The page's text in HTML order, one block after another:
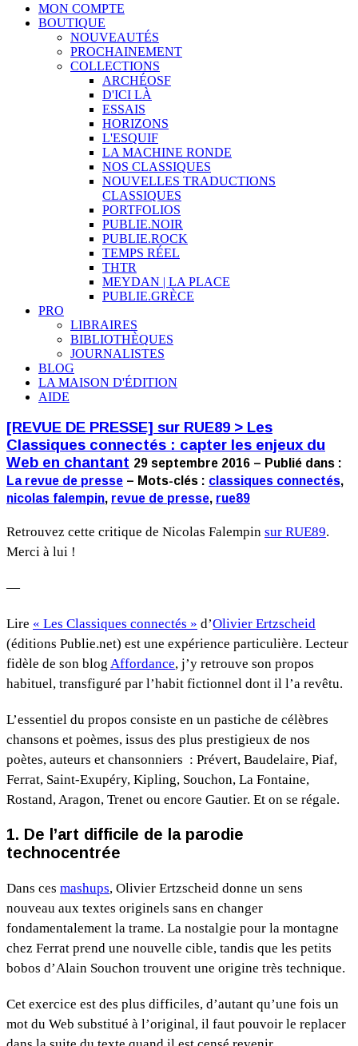
MON COMPTE
BOUTIQUE
NOUVEAUTÉS
PROCHAINEMENT
COLLECTIONS
ARCHÉOSF
D'ICI LÀ
ESSAIS
HORIZONS
L'ESQUIF
LA MACHINE RONDE
NOS CLASSIQUES
NOUVELLES TRADUCTIONS
CLASSIQUES
PORTFOLIOS
PUBLIE.NOIR
PUBLIE.ROCK
TEMPS RÉEL
THTR
MEYDAN | LA PLACE
PUBLIE.GRÈCE
PRO
LIBRAIRES
BIBLIOTHÈQUES
JOURNALISTES
BLOG
LA MAISON D'ÉDITION
AIDE
[REVUE DE PRESSE] sur RUE89 > Les
Classiques connectés : capter les enjeux du
Web en chantant 29 septembre 2016 – Publié dans :
La revue de presse – Mots-clés : classiques connectés,
nicolas falempin, revue de presse, rue89
Retrouvez cette critique de Nicolas Falempin sur RUE89.
Merci à lui !
—
Lire « Les Classiques connectés » d’Olivier Ertzscheid
(éditions Publie.net) est une expérience particulière. Lecteur
fidèle de son blog Affordance, j’y retrouve son propos
habituel, transfiguré par l’habit fictionnel dont il l’a revêtu.
L’essentiel du propos consiste en un pastiche de célèbres
chansons et poèmes, issus des plus prestigieux de nos
poètes, auteurs et chansonniers : Prévert, Baudelaire, Piaf,
Ferrat, Saint-Exupéry, Kipling, Souchon, La Fontaine,
Rostand, Aragon, Trenet ou encore Gautier. Et on se régale.
1. De l’art difficile de la parodie
technocentrée
Dans ces mashups, Olivier Ertzscheid donne un sens
nouveau aux textes originels sans en changer
fondamentalement la trame. La nostalgie pour la montagne
chez Ferrat prend une nouvelle cible, tandis que les petits
bobos d’Alain Souchon trouvent une origine très technique.
Cet exercice est des plus difficiles, d’autant qu’une fois un
mot du Web substitué à l’original, il faut pouvoir le replacer